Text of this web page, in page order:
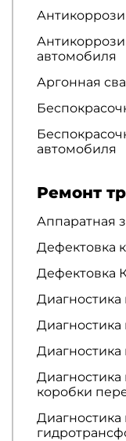
автомобиля
Аргонная
автомобиля
Ремонт
Аппаратная
Дефектовка
Дефектовка
Диагностика
Диагностика
коробки